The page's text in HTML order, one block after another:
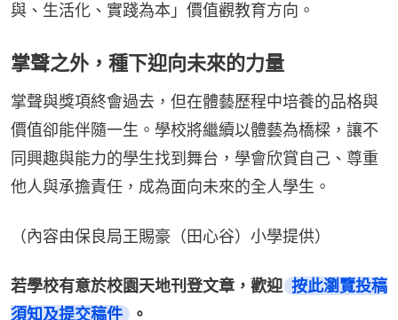
與、生活化、實踐為本」價值觀教育方向。
掌聲之外，種下迎向未來的力量
掌聲與獎項終會過去，但在體藝歷程中培養的品格與
價值卻能伴隨一生。學校將繼續以體藝為橋樑，讓不
同興趣與能力的學生找到舞台，學會欣賞自己、尊重
他人與承擔責任，成為面向未來的全人學生。
（內容由保良局王賜豪（田心谷）小學提供）
若學校有意於校園天地刊登文章，歡迎 按此瀏覽投稿
須知及提交稿件
。